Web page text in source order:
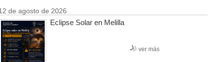
de agosto de 2026
Eclipse Solar en Melilla
ver más